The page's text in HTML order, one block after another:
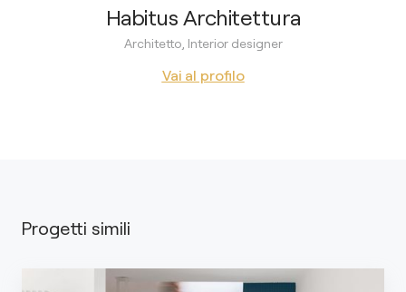
Habitus Architettura
Architetto, Interior designer
Vai al profilo
Progetti simili